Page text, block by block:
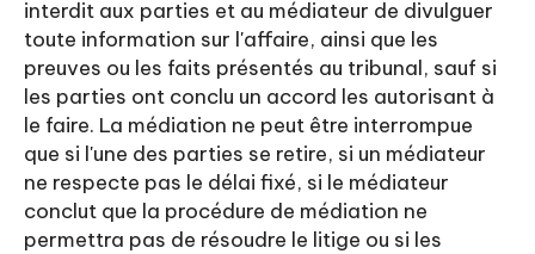
interdit aux parties et au médiateur de divulguer
toute information sur l'affaire, ainsi que les
preuves ou les faits présentés au tribunal, sauf si
les parties ont conclu un accord les autorisant à
le faire. La médiation ne peut être interrompue
que si l'une des parties se retire, si un médiateur
ne respecte pas le délai fixé, si le médiateur
conclut que la procédure de médiation ne
permettra pas de résoudre le litige ou si les